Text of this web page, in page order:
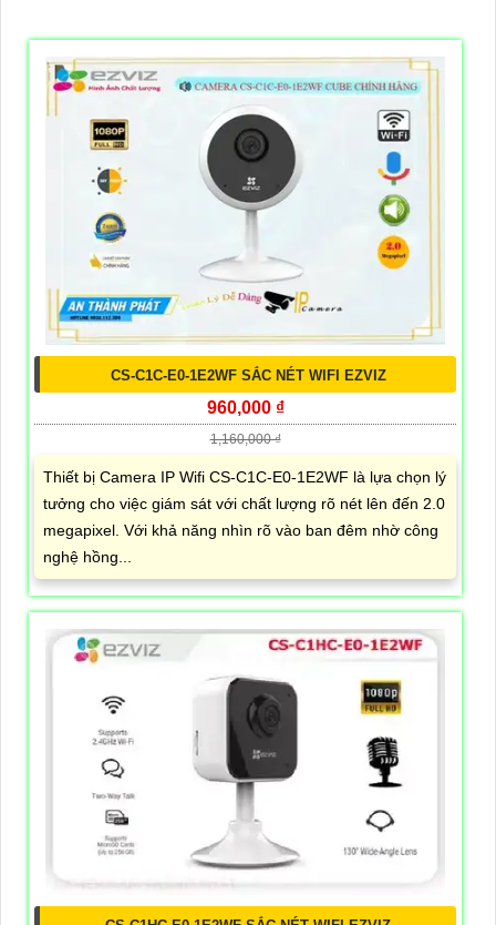
CS-C1C-E0-1E2WF SẮC NÉT WIFI EZVIZ
960,000 ₫
1,160,000 ₫
Thiết bị Camera IP Wifi CS-C1C-E0-1E2WF là lựa chọn lý
tưởng cho việc giám sát với chất lượng rõ nét lên đến 2.0
megapixel. Với khả năng nhìn rõ vào ban đêm nhờ công
nghệ hồng...